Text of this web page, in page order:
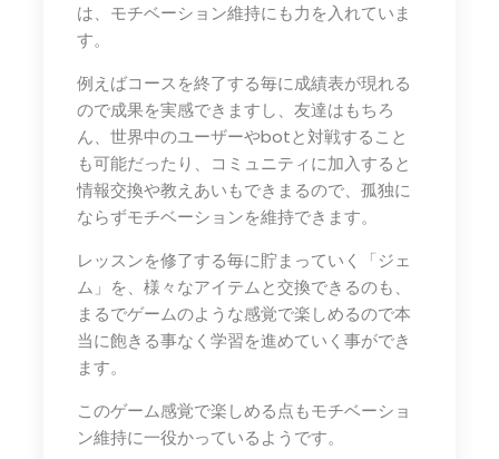
は、モチベーション維持にも力を入れていま
す。
例えばコースを終了する毎に成績表が現れる
ので成果を実感できますし、友達はもちろ
ん、世界中のユーザーやbotと対戦すること
も可能だったり、コミュニティに加入すると
情報交換や教えあいもできまるので、孤独に
ならずモチベーションを維持できます。
レッスンを修了する毎に貯まっていく「ジェ
ム」を、様々なアイテムと交換できるのも、
まるでゲームのような感覚で楽しめるので本
当に飽きる事なく学習を進めていく事ができ
ます。
このゲーム感覚で楽しめる点もモチベーショ
ン維持に一役かっているようです。